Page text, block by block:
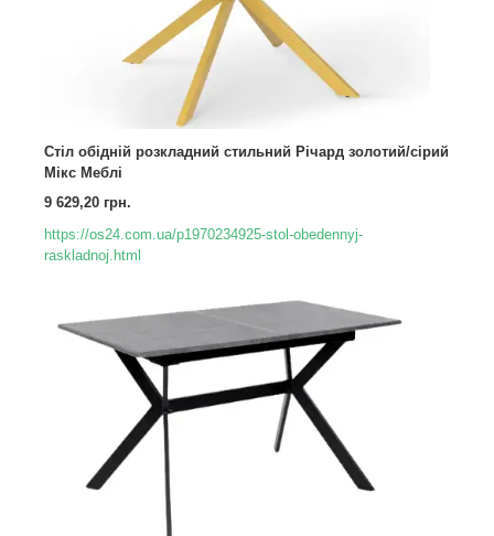
Стіл обідній розкладний стильний Річард золотий/сірий
Мікс Меблі
9 629,20 грн.
https://os24.com.ua/p1970234925-stol-obedennyj-
raskladnoj.html